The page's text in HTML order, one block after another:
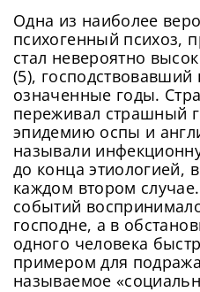
Одна из наиболее
психогенный психоз,
стал невероятно
(5), господствовавший
означенные годы.
переживал страшный
эпидемию оспы и
называли
до конца этиологией,
каждом втором
событий
господне, а в
одного человека
примером для
называемое